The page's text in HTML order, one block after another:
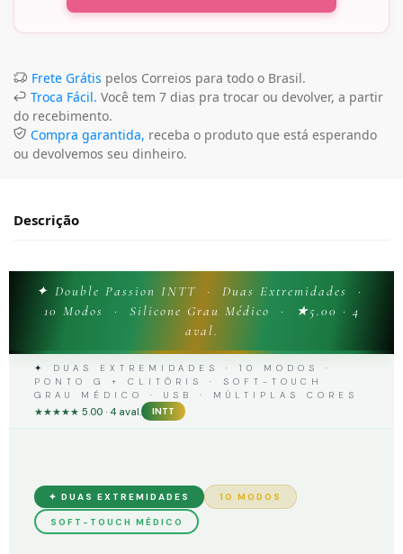
Frete Grátis pelos Correios para todo o Brasil.
Troca Fácil. Você tem 7 dias pra trocar ou devolver, a partir
do recebimento.
Compra garantida, receba o produto que está esperando
ou devolvemos seu dinheiro.
Descrição
✦ Double Passion INTT · Duas Extremidades ·
10 Modos · Silicone Grau Médico · ★5.00 · 4
aval.
✦ DUAS EXTREMIDADES · 10 MODOS ·
PONTO G + CLITÓRIS · SOFT-TOUCH
GRAU MÉDICO · USB · MÚLTIPLAS CORES
★★★★★ 5.00 · 4 aval. INTT
✦ DUAS EXTREMIDADES 10 MODOS
SOFT-TOUCH MÉDICO